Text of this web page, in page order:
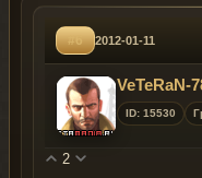
#6 2012-01-11
VeTeRaN-
ID: 15530
2